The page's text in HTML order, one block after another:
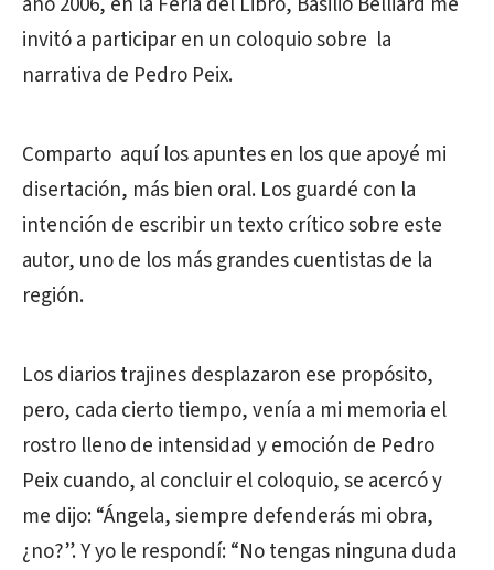
invitó a participar en un coloquio sobre la
narrativa de Pedro Peix.
Comparto aquí los apuntes en los que apoyé mi
disertación, más bien oral. Los guardé con la
intención de escribir un texto crítico sobre este
autor, uno de los más grandes cuentistas de la
región.
Los diarios trajines desplazaron ese propósito,
pero, cada cierto tiempo, venía a mi memoria el
rostro lleno de intensidad y emoción de Pedro
Peix cuando, al concluir el coloquio, se acercó y
me dijo: “Ángela, siempre defenderás mi obra,
¿no?”. Y yo le respondí: “No tengas ninguna duda